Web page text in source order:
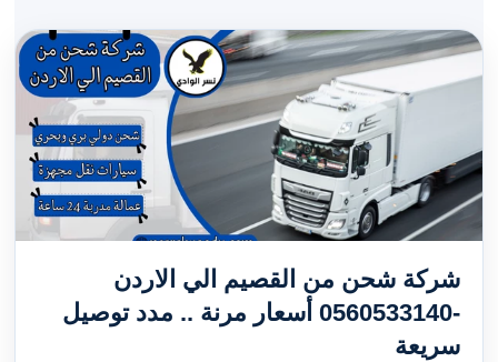
شركة شحن من القصيم الي الاردن
-0560533140 أسعار مرنة .. مدد توصيل
سريعة